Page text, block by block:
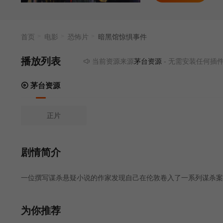
首页 电影 恐怖片 暗黑馆惊惧事件
播放列表 当前资源来源茅台资源- 无需安装任何插件
茅台资源
正片
剧情简介
一位撰写谋杀悬疑小说的作家发现自己在伦敦卷入了一系列谋杀
为你推荐